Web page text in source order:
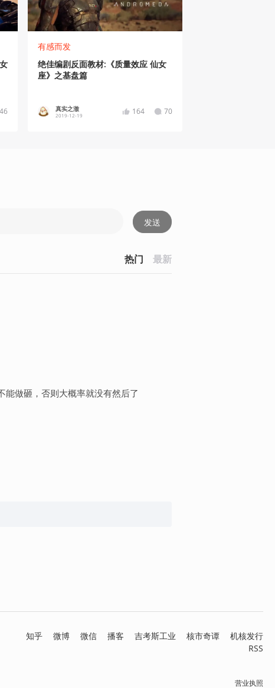
46
有感而发
绝佳编剧反面教材:《质量效应 仙女
座》之基盘篇
真实之澈
2019-12-19 164 70
发送
热门 最新
能做砸，否则大概率就没有然后了
知乎 微博 微信 播客 吉考斯工业 核市奇谭
机核发行
RSS
营业执照